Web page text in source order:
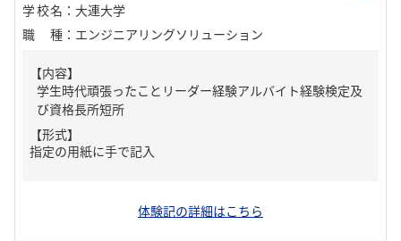
学校名 ： 大連大学
職種 ： エンジニアリングソリューション
【内容】
学生時代頑張ったことリーダー経験アルバイト経験検定及
び資格長所短所
【形式】
指定の用紙に手で記入
体験記の詳細はこちら